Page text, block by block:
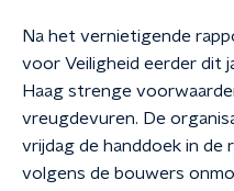
Na het vernietigende
voor Veiligheid eerder dit
Haag strenge
vreugdevuren. De
vrijdag de handdoek in
volgens de bouwers